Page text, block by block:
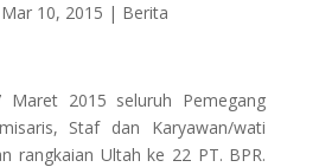
Mar 10, 2015 | Berita
Maret 2015 seluruh Pemegang
Staf dan Karyawan/wati
rangkaian Ultah ke 22 PT. BPR.